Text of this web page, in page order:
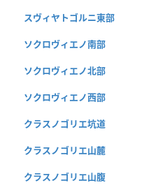
スヴィヤトゴルニ東部
ソクロヴィエノ南部
ソクロヴィエノ北部
ソクロヴィエノ西部
クラスノゴリエ坑道
クラスノゴリエ山麓
クラスノゴリエ山腹